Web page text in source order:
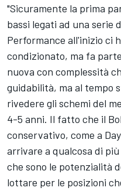
"Sicuramente la prima
bassi legati ad una serie
Performance all'inizio ci
condizionato, ma fa
nuova con complessità
guidabilità, ma al tempo
rivedere gli schemi del
4-5 anni. Il fatto che il
conservativo, come a
arrivare a qualcosa di
che sono le potenzialità
lottare per le posizioni